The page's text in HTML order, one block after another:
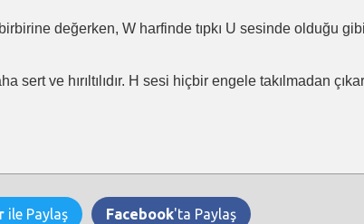
değerken, W harfinde tıpkı U sesinde olduğu
ve hırıltılıdır. H sesi hiçbir engele takılmadan
ile Paylaş Facebook'ta Paylaş